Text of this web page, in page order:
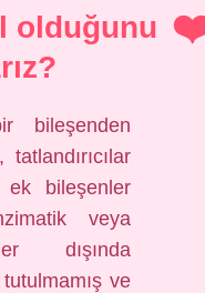
olduğunu
bileşenden
bileşenler
veya
dışında
ve